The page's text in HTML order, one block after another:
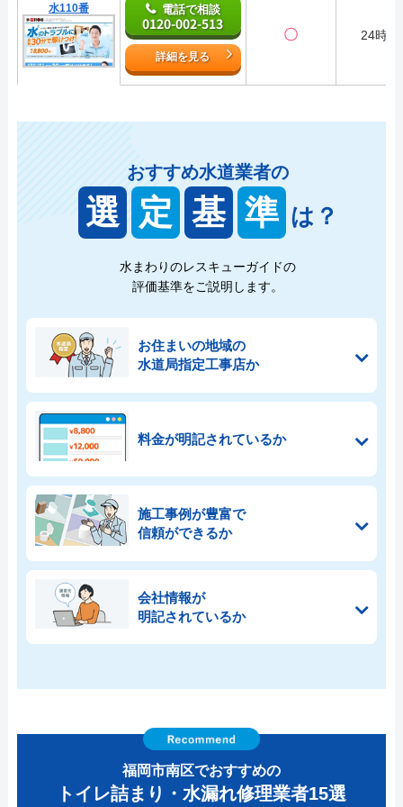
水110番 電話で相談
0120-002-513
詳細を見る
〇 24時間
おすすめ水道業者の
選 定 基 準 は？
水まわりのレスキューガイドの
評価基準をご説明します。
お住まいの地域の
水道局指定工事店か
料金が明記されているか
施工事例が豊富で
信頼ができるか
会社情報が
明記されているか
福岡市南区でおすすめの
トイレ詰まり・水漏れ修理業者15選